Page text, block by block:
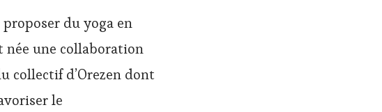
du yoga en
née une collaboration
collectif d’Orezen dont
le